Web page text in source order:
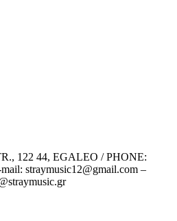
122 44, EGALEO / PHONE:
straymusic12@gmail.com –